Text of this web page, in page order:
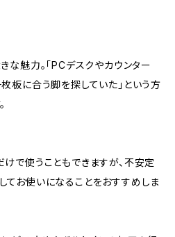
な魅力。「PCデスクやカウンター
板に合う脚を探していた」という方
で使うこともできますが、不安定
お使いになることをおすすめしま